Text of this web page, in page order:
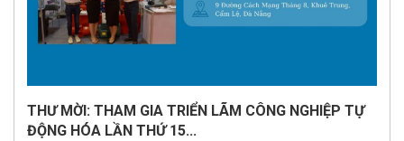
THƯ MỜI: THAM GIA TRIỂN LÃM CÔNG NGHIỆP TỰ
ĐỘNG HÓA LẦN THỨ 15...